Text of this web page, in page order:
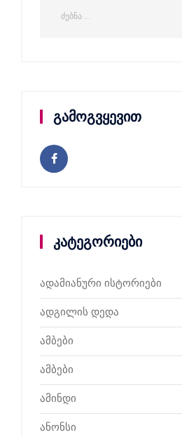
გამოგვყევით
კატეგორიები
ადამიანური ისტორიები
ადგილის დედა
ამბები
ამბები
ამინდი
ანონსი